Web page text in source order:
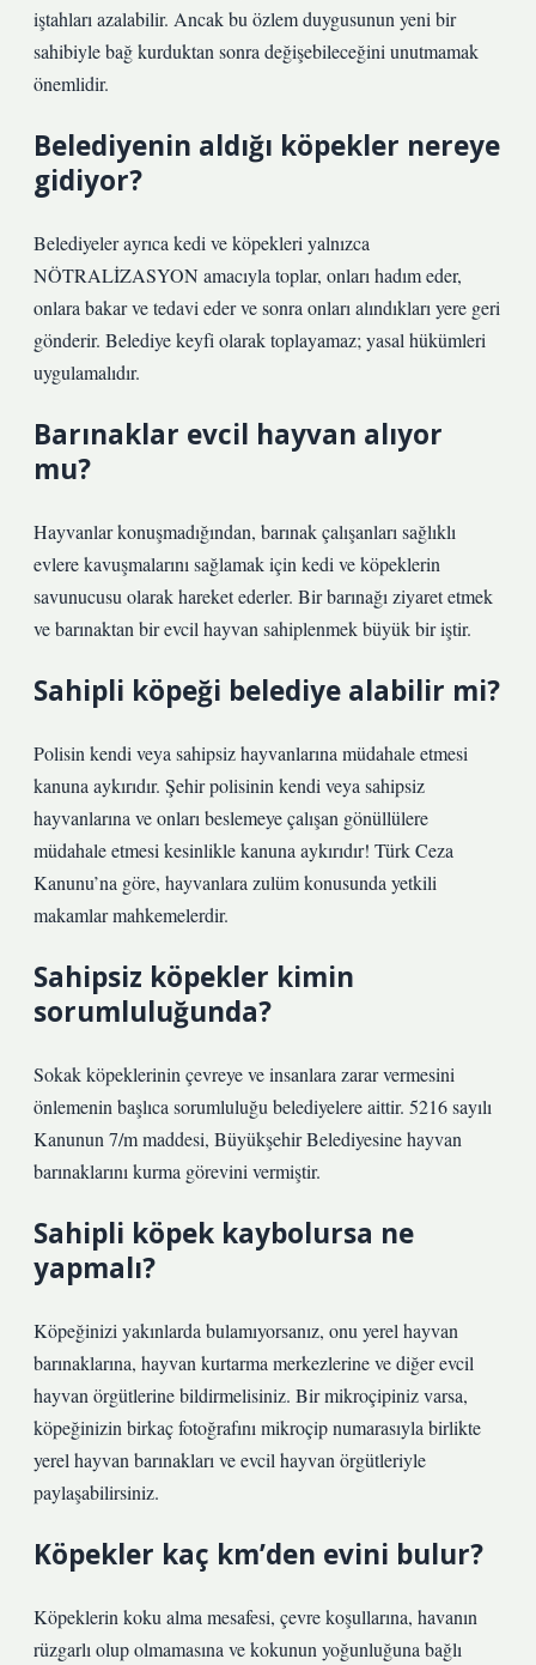
iştahları azalabilir. Ancak bu özlem duygusunun yeni bir
sahibiyle bağ kurduktan sonra değişebileceğini unutmamak
önemlidir.
Belediyenin aldığı köpekler nereye
gidiyor?
Belediyeler ayrıca kedi ve köpekleri yalnızca
NÖTRALİZASYON amacıyla toplar, onları hadım eder,
onlara bakar ve tedavi eder ve sonra onları alındıkları yere geri
gönderir. Belediye keyfi olarak toplayamaz; yasal hükümleri
uygulamalıdır.
Barınaklar evcil hayvan alıyor
mu?
Hayvanlar konuşmadığından, barınak çalışanları sağlıklı
evlere kavuşmalarını sağlamak için kedi ve köpeklerin
savunucusu olarak hareket ederler. Bir barınağı ziyaret etmek
ve barınaktan bir evcil hayvan sahiplenmek büyük bir iştir.
Sahipli köpeği belediye alabilir mi?
Polisin kendi veya sahipsiz hayvanlarına müdahale etmesi
kanuna aykırıdır. Şehir polisinin kendi veya sahipsiz
hayvanlarına ve onları beslemeye çalışan gönüllülere
müdahale etmesi kesinlikle kanuna aykırıdır! Türk Ceza
Kanunu’na göre, hayvanlara zulüm konusunda yetkili
makamlar mahkemelerdir.
Sahipsiz köpekler kimin
sorumluluğunda?
Sokak köpeklerinin çevreye ve insanlara zarar vermesini
önlemenin başlıca sorumluluğu belediyelere aittir. 5216 sayılı
Kanunun 7/m maddesi, Büyükşehir Belediyesine hayvan
barınaklarını kurma görevini vermiştir.
Sahipli köpek kaybolursa ne
yapmalı?
Köpeğinizi yakınlarda bulamıyorsanız, onu yerel hayvan
barınaklarına, hayvan kurtarma merkezlerine ve diğer evcil
hayvan örgütlerine bildirmelisiniz. Bir mikroçipiniz varsa,
köpeğinizin birkaç fotoğrafını mikroçip numarasıyla birlikte
yerel hayvan barınakları ve evcil hayvan örgütleriyle
paylaşabilirsiniz.
Köpekler kaç km’den evini bulur?
Köpeklerin koku alma mesafesi, çevre koşullarına, havanın
rüzgarlı olup olmamasına ve kokunun yoğunluğuna bağlı